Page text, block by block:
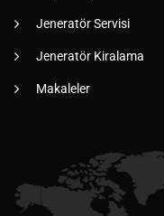
Jeneratör Servisi
Jeneratör Kiralama
Makaleler